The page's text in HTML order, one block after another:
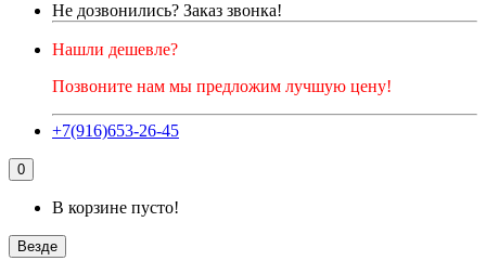
Не дозвонились? Заказ звонка!
Нашли дешевле?
Позвоните нам мы предложим лучшую цену!
+7(916)653-26-45
0
В корзине пусто!
Везде